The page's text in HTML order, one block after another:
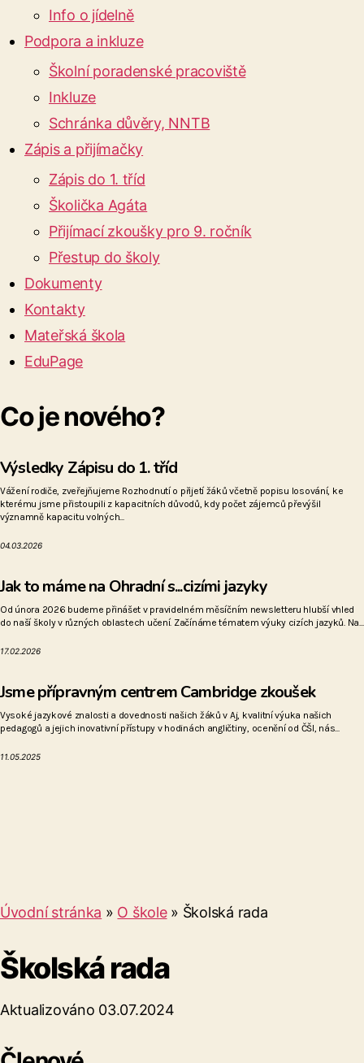
Info o jídelně
Podpora a inkluze
Školní poradenské pracoviště
Inkluze
Schránka důvěry, NNTB
Zápis a přijímačky
Zápis do 1. tříd
Školička Agáta
Přijímací zkoušky pro 9. ročník
Přestup do školy
Dokumenty
Kontakty
Mateřská škola
EduPage
Co je nového?
Výsledky Zápisu do 1. tříd
Vážení rodiče, zveřejňujeme Rozhodnutí o přijetí žáků včetně popisu losování, ke
kterému jsme přistoupili z kapacitních důvodů, kdy počet zájemců převýšil
významně kapacitu volných...
04.03.2026
Jak to máme na Ohradní s...cizími jazyky
Od února 2026 budeme přinášet v pravidelném měsíčním newsletteru hlubší vhled
do naší školy v různých oblastech učení. Začínáme tématem výuky cizích jazyků. Na...
17.02.2026
Jsme přípravným centrem Cambridge zkoušek
Vysoké jazykové znalosti a dovednosti našich žáků v Aj, kvalitní výuka našich
pedagogů a jejich inovativní přístupy v hodinách angličtiny, ocenění od ČŠI, nás...
11.05.2025
Úvodní stránka » O škole» Školská rada
Školská rada
Aktualizováno 03.07.2024